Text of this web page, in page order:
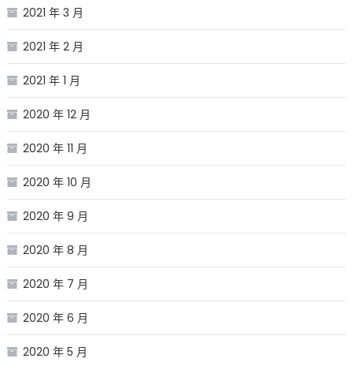
2021 年 3 月
2021 年 2 月
2021 年 1 月
2020 年 12 月
2020 年 11 月
2020 年 10 月
2020 年 9 月
2020 年 8 月
2020 年 7 月
2020 年 6 月
2020 年 5 月